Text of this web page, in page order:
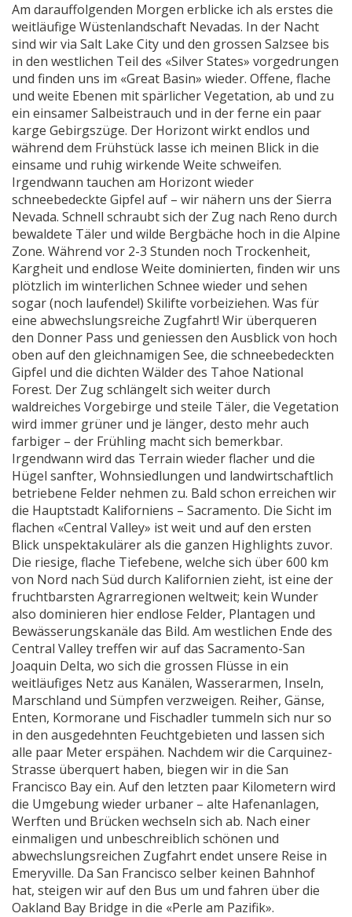
Am darauffolgenden Morgen erblicke ich als erstes die
weitläufige Wüstenlandschaft Nevadas. In der Nacht
sind wir via Salt Lake City und den grossen Salzsee bis
in den westlichen Teil des «Silver States» vorgedrungen
und finden uns im «Great Basin» wieder. Offene, flache
und weite Ebenen mit spärlicher Vegetation, ab und zu
ein einsamer Salbeistrauch und in der ferne ein paar
karge Gebirgszüge. Der Horizont wirkt endlos und
während dem Frühstück lasse ich meinen Blick in die
einsame und ruhig wirkende Weite schweifen.
Irgendwann tauchen am Horizont wieder
schneebedeckte Gipfel auf – wir nähern uns der Sierra
Nevada. Schnell schraubt sich der Zug nach Reno durch
bewaldete Täler und wilde Bergbäche hoch in die Alpine
Zone. Während vor 2-3 Stunden noch Trockenheit,
Kargheit und endlose Weite dominierten, finden wir uns
plötzlich im winterlichen Schnee wieder und sehen
sogar (noch laufende!) Skilifte vorbeiziehen. Was für
eine abwechslungsreiche Zugfahrt! Wir überqueren
den Donner Pass und geniessen den Ausblick von hoch
oben auf den gleichnamigen See, die schneebedeckten
Gipfel und die dichten Wälder des Tahoe National
Forest. Der Zug schlängelt sich weiter durch
waldreiches Vorgebirge und steile Täler, die Vegetation
wird immer grüner und je länger, desto mehr auch
farbiger – der Frühling macht sich bemerkbar.
Irgendwann wird das Terrain wieder flacher und die
Hügel sanfter, Wohnsiedlungen und landwirtschaftlich
betriebene Felder nehmen zu. Bald schon erreichen wir
die Hauptstadt Kaliforniens – Sacramento. Die Sicht im
flachen «Central Valley» ist weit und auf den ersten
Blick unspektakulärer als die ganzen Highlights zuvor.
Die riesige, flache Tiefebene, welche sich über 600 km
von Nord nach Süd durch Kalifornien zieht, ist eine der
fruchtbarsten Agrarregionen weltweit; kein Wunder
also dominieren hier endlose Felder, Plantagen und
Bewässerungskanäle das Bild. Am westlichen Ende des
Central Valley treffen wir auf das Sacramento-San
Joaquin Delta, wo sich die grossen Flüsse in ein
weitläufiges Netz aus Kanälen, Wasserarmen, Inseln,
Marschland und Sümpfen verzweigen. Reiher, Gänse,
Enten, Kormorane und Fischadler tummeln sich nur so
in den ausgedehnten Feuchtgebieten und lassen sich
alle paar Meter erspähen. Nachdem wir die Carquinez-
Strasse überquert haben, biegen wir in die San
Francisco Bay ein. Auf den letzten paar Kilometern wird
die Umgebung wieder urbaner – alte Hafenanlagen,
Werften und Brücken wechseln sich ab. Nach einer
einmaligen und unbeschreiblich schönen und
abwechslungsreichen Zugfahrt endet unsere Reise in
Emeryville. Da San Francisco selber keinen Bahnhof
hat, steigen wir auf den Bus um und fahren über die
Oakland Bay Bridge in die «Perle am Pazifik».